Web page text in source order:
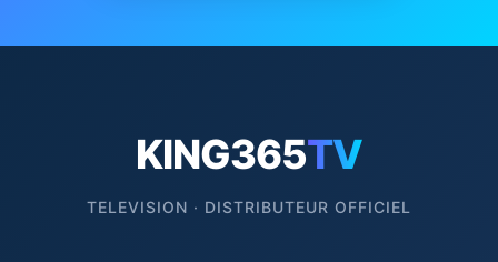
KING365TV
TELEVISION · DISTRIBUTEUR OFFICIEL